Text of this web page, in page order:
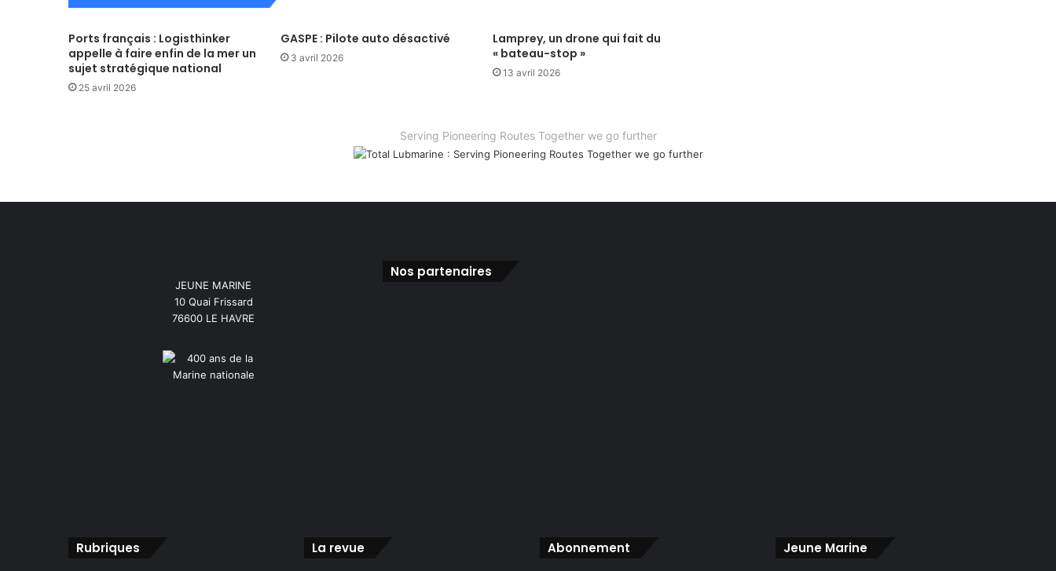
Ports français : Logisthinker
appelle à faire enfin de la mer un
sujet stratégique national
25 avril 2026
GASPE : Pilote auto désactivé
3 avril 2026
Lamprey, un drone qui fait du
« bateau-stop »
13 avril 2026
Serving Pioneering Routes Together we go further
JEUNE MARINE
10 Quai Frissard
76600 LE HAVRE
Nos partenaires
Rubriques La revue Abonnement Jeune Marine